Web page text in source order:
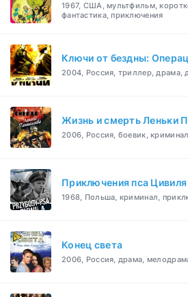
1967, США, мультфильм,
фантастика, приключения
Ключи от бездны:
2004, Россия, триллер, драма,
Жизнь и смерть Леньки
2006, Россия, боевик,
Приключения пса Цивиля
1968, Польша, криминал,
Конец света
2006, Россия, драма,